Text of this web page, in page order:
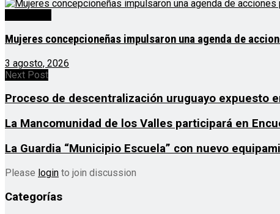
Mujeres concepcioneñas impulsaron una agenda de
3 agosto, 2026
Next Post
Proceso de descentralización uruguayo expuesto
La Mancomunidad de los Valles participará en
La Guardia “Municipio Escuela” con nuevo
Please login to join discussion
Categorías